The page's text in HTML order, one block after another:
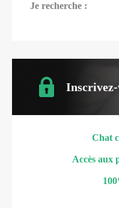
Je recherche :
Chat
Accès aux